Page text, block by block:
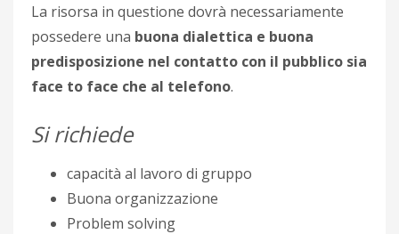
La risorsa in questione dovrà necessariamente
possedere una buona dialettica e buona
predisposizione nel contatto con il pubblico sia
face to face che al telefono.
Si richiede
capacità al lavoro di gruppo
Buona organizzazione
Problem solving